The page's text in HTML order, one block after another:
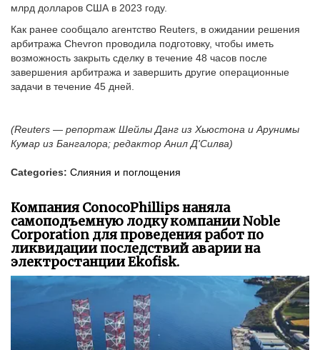
млрд долларов США в 2023 году.
Как ранее сообщало агентство Reuters, в ожидании решения
арбитража Chevron проводила подготовку, чтобы иметь
возможность закрыть сделку в течение 48 часов после
завершения арбитража и завершить другие операционные
задачи в течение 45 дней.
(Reuters — репортаж Шейлы Данг из Хьюстона и Арунимы
Кумар из Бангалора; редактор Анил Д'Силва)
Categories: Слияния и поглощения
Компания ConocoPhillips наняла
самоподъемную лодку компании Noble
Corporation для проведения работ по
ликвидации последствий аварии на
электростанции Ekofisk.